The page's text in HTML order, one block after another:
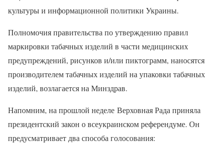
культуры и информационной политики Украины.
Полномочия правительства по утверждению правил
маркировки табачных изделий в части медицинских
предупреждений, рисунков и/или пиктограмм, наносятся
производителем табачных изделий на упаковки табачных
изделий, возлагается на Минздрав.
Напомним, на прошлой неделе Верховная Рада приняла
президентский закон о всеукраинском референдуме. Он
предусматривает два способа голосования: